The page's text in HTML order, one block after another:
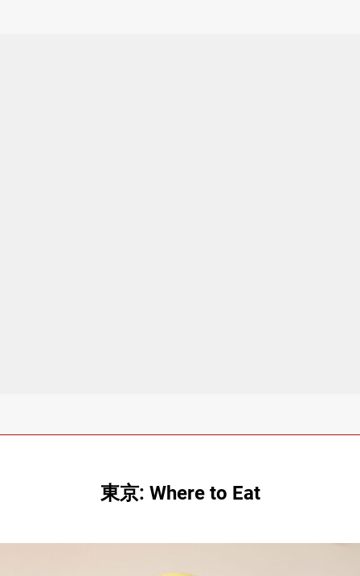
東京: Where to Eat